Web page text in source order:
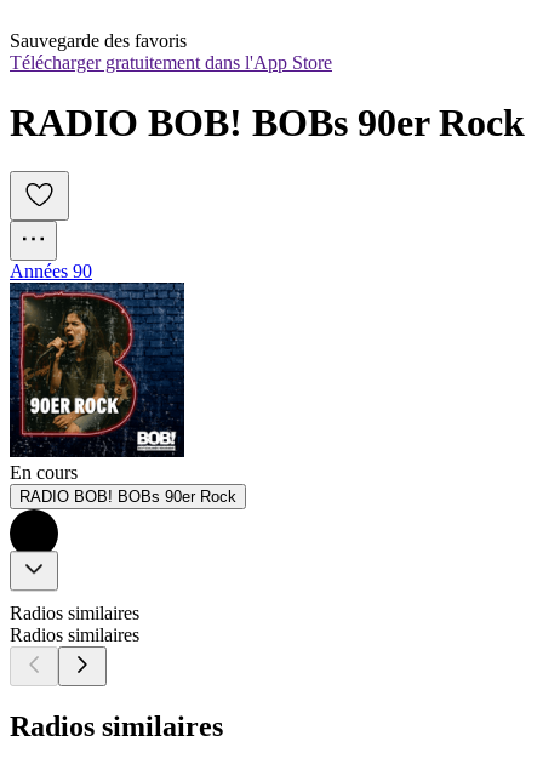
Sauvegarde des favoris
Télécharger gratuitement dans l'App Store
RADIO BOB! BOBs 90er Rock
Années 90
En cours
RADIO BOB! BOBs 90er Rock
Radios similaires
Radios similaires
Radios similaires